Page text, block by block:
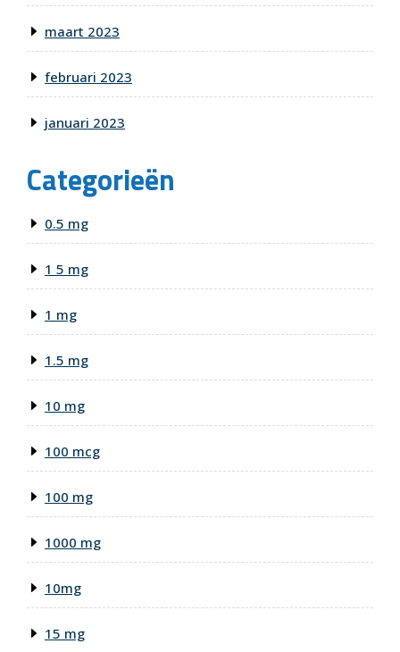
maart 2023
februari 2023
januari 2023
Categorieën
0.5 mg
1 5 mg
1 mg
1.5 mg
10 mg
100 mcg
100 mg
1000 mg
10mg
15 mg